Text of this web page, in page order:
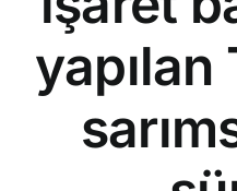
yapılan